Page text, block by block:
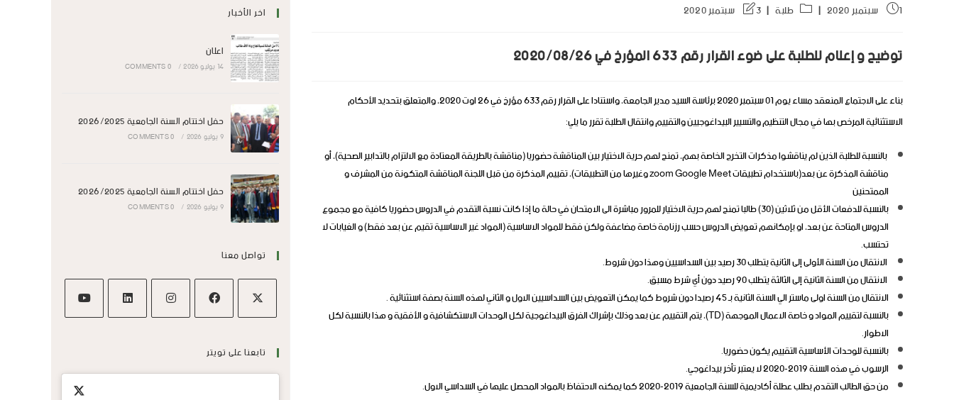
1 سبتمبر 2020 طلبة 3 سبتمبر 2020
توضيح و إعلام للطلبة على ضوء القرار رقم 633 المؤرخ في 2020/08/26
بناء على الاجتماع المنعقد مساء يوم 01 سبتمبر 2020 برئاسة السيد مدير الجامعة، واستنادا على القرار رقم 633 مؤرخ في 26 اوت 2020، والمتعلق بتحديد الأحكام
الاستثنائية المرخص بها في مجال التنظيم والتسيير البيداغوجيين والتقييم وانتقال الطلبةتقرر ما يلي:
بالنسبة للطلبة الذين لم يناقشوا مذكرات التخرج الخاصة بهم، تمنح لهم حرية الاختيار بين المناقشة حضوريا (مناقشة بالطريقة المعتادة مع الالتزام بالتدابير الصحية)، أو
مناقشة المذكرة عن بعد(باستخدام تطبيقات zoom Google Meet وغيرها من التطبيقات)، تقييم المذكرة من قبل اللجنة المناقشة المتكونة من المشرف و
الممتحنين
بالنسبة للدفعات الأقل من ثلاثين (30) طالبا تمنح لهم حرية الاختيار للمرور مباشرة الى الامتحان في حالة ما إذا كانت نسبة التقدم في الدروس حضوريا كافية مع مجموع
الدروس المتاحة عن بعد، او بإمكانهم تعويض الدروس حسب رزنامة خاصة مضاعفة ولكن فقط للمواد الاساسية (المواد غير الاساسية تقيم عن بعد فقط) و الغيابات لا
تحتسب.
الانتقال من السنة الأولى إلى الثانية يتطلب 30 رصيد بين السداسيين وهذا دون شروط.
الانتقال من السنة الثانية إلى الثالثة يتطلب 90 رصيد دون أي شرط مسبق.
الانتقال من السنة اولى ماستر الي السنة الثانية بـ 45 رصيدا دون شروط كما يمكن التعويض بين السداسيين الاول و الثاني لهذه السنة بصفة استثنائية .
بالنسبة لتقييم المواد و خاصة الاعمال الموجهة (TD)، يتم التقييم عن بعد وذلك بإشراك الفرق البيداغوجية لكل الوحدات الاستكشافية و الأفقية و هذا بالنسبة لكل
الاطوار.
بالنسبة للوحدات الأساسية التقييم يكون حضوريا.
الرسوب في هذه السنة 2019-2020 لا يعتبر تأخر بيداغوجي.
من حق الطالب التقدم بطلب عطلة أكاديمية للسنة الجامعية 2019-2020 كما يمكنه الاحتفاظ بالمواد المحصل عليها في السداسي الاول.
اخر الأخبار
اعلان
14 يوليو 2026 /
0 COMMENTS
حفل اختتام السنة الجامعية 2026/2025
9 يوليو 2026 /
0 COMMENTS
حفل اختتام السنة الجامعية 2026/2025
9 يوليو 2026 /
0 COMMENTS
تواصل معنا
تابعنا على تويتر